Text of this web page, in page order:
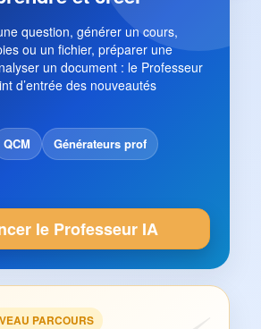
question, générer un cours,
ou un fichier, préparer une
un document : le Professeur
d’entrée des nouveautés
QCM
Générateurs prof
le Professeur IA
PARCOURS